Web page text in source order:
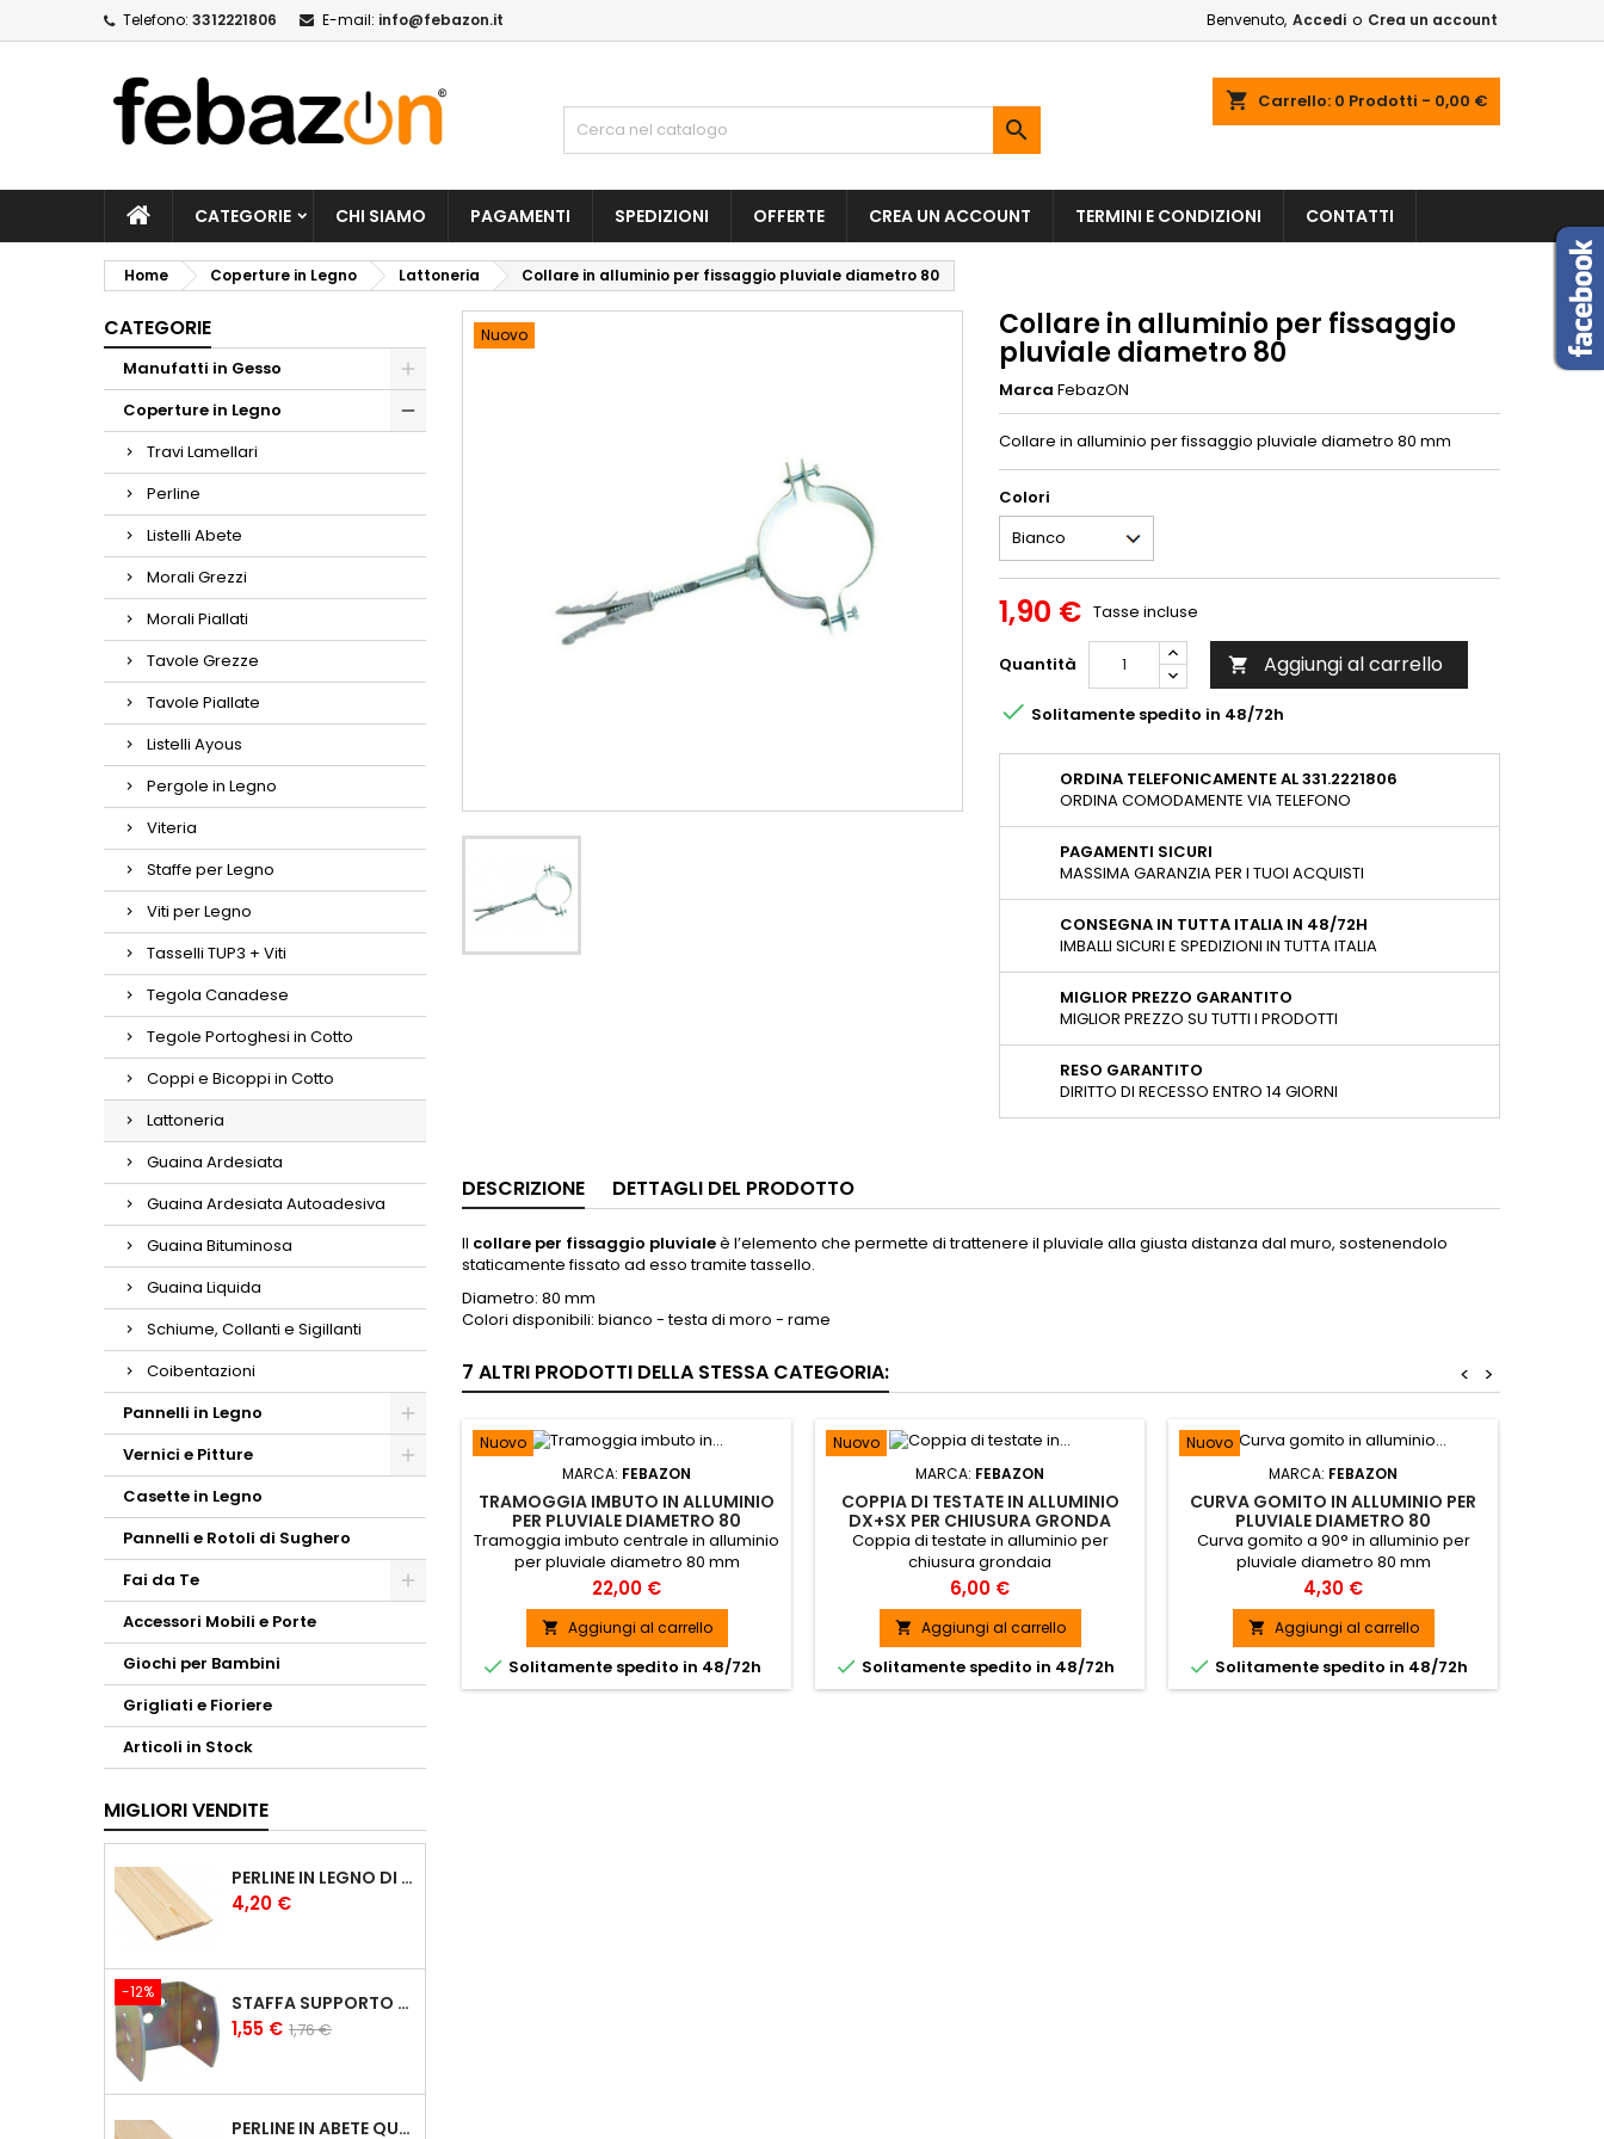
Telefono: 3312221806 E-mail: info@febazon.it Benvenuto, Accedi o Crea un account
shopping_cart Carrello: 0 Prodotti - 0,00 €

CATEGORIE CHI SIAMO PAGAMENTI SPEDIZIONI OFFERTE CREA UN ACCOUNT TERMINI E CONDIZIONI CONTATTI
Home Coperture in Legno Lattoneria Collare in alluminio per fissaggio pluviale diametro 80
CATEGORIE
Manufatti in Gesso
Coperture in Legno
Travi Lamellari
Perline
Listelli Abete
Morali Grezzi
Morali Piallati
Tavole Grezze
Tavole Piallate
Listelli Ayous
Pergole in Legno
Viteria
Staffe per Legno
Viti per Legno
Tasselli TUP3 + Viti
Tegola Canadese
Tegole Portoghesi in Cotto
Coppi e Bicoppi in Cotto
Lattoneria
Guaina Ardesiata
Guaina Ardesiata Autoadesiva
Guaina Bituminosa
Guaina Liquida
Schiume, Collanti e Sigillanti
Coibentazioni
Pannelli in Legno
Vernici e Pitture
Casette in Legno
Pannelli e Rotoli di Sughero
Fai da Te
Accessori Mobili e Porte
Giochi per Bambini
Grigliati e Fioriere
Articoli in Stock
MIGLIORI VENDITE
PERLINE IN LEGNO DI PINO DA RIVESTIMENTO DA 1X10 CM PERLINE 1CM
Prezzo
4,20 €
-12% STAFFA SUPPORTO A U PER TRAVI IN LEGNO LAMELLARE
Prezzo
1,55 € Prezzo
1,76 €
PERLINE IN ABETE QUALITÀ A/B DA 20X150 MM PERLINE IN LEGNO PERLINE 2CM
Nuovo Collare in alluminio per fissaggio
pluviale diametro 80
Marca FebazON
Collare in alluminio per fissaggio pluviale diametro 80 mm
Colori
1,90 € Tasse incluse
Quantità  Aggiungi al carrello
 Solitamente spedito in 48/72h
ORDINA TELEFONICAMENTE AL 331.2221806
ORDINA COMODAMENTE VIA TELEFONO
PAGAMENTI SICURI
MASSIMA GARANZIA PER I TUOI ACQUISTI
CONSEGNA IN TUTTA ITALIA IN 48/72H
IMBALLI SICURI E SPEDIZIONI IN TUTTA ITALIA
MIGLIOR PREZZO GARANTITO
MIGLIOR PREZZO SU TUTTI I PRODOTTI
RESO GARANTITO
DIRITTO DI RECESSO ENTRO 14 GIORNI
DESCRIZIONE DETTAGLI DEL PRODOTTO
Il collare per fissaggio pluvialeè l’elemento che permette di trattenere il pluviale alla giusta distanza dal muro, sostenendolo
staticamente fissato ad esso tramite tassello.
Diametro: 80 mm
Colori disponibili: bianco - testa di moro - rame
7 ALTRI PRODOTTI DELLA STESSA CATEGORIA: >
<
Nuovo
MARCA: FEBAZON
TRAMOGGIA IMBUTO IN ALLUMINIO
PER PLUVIALE DIAMETRO 80
Tramoggia imbuto centrale in alluminio
per pluviale diametro 80 mm
Prezzo
22,00 €
 Aggiungi al carrello
 Solitamente spedito in 48/72h
Nuovo
MARCA: FEBAZON
COPPIA DI TESTATE IN ALLUMINIO
DX+SX PER CHIUSURA GRONDA
Coppia di testate in alluminio per
chiusura grondaia
Prezzo
6,00 €
 Aggiungi al carrello
 Solitamente spedito in 48/72h
Nuovo
MARCA: FEBAZON
CURVA GOMITO IN ALLUMINIO PER
PLUVIALE DIAMETRO 80
Curva gomito a 90° in alluminio per
pluviale diametro 80 mm
Prezzo
4,30 €
 Aggiungi al carrello
 Solitamente spedito in 48/72h